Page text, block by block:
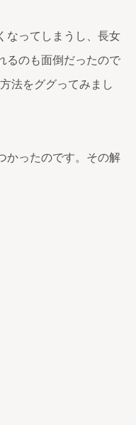
なってしまうし、長女
るのも面倒だったので
法をググってみまし
かったのです。その解